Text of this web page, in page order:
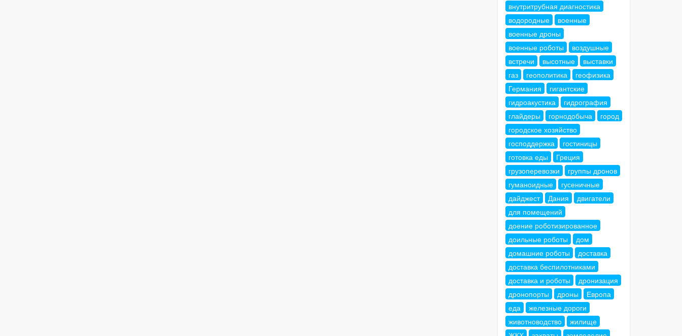
внутритрубная диагностика
водородные
военные
военные дроны
военные роботы
воздушные
встречи
высотные
выставки
газ
геополитика
геофизика
Германия
гигантские
гидроакустика
гидрография
глайдеры
горнодобыча
город
городское хозяйство
господдержка
гостиницы
готовка еды
Греция
грузоперевозки
группы дронов
гуманоидные
гусеничные
дайджест
Дания
двигатели
для помещений
доение роботизированное
доильные роботы
дом
домашние роботы
доставка
доставка беспилотниками
доставка и роботы
дронизация
дронопорты
дроны
Европа
еда
железные дороги
животноводство
жилище